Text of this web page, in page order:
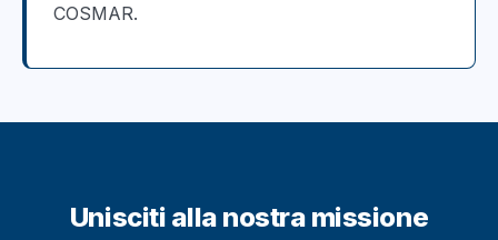
COSMAR.
Unisciti alla nostra missione